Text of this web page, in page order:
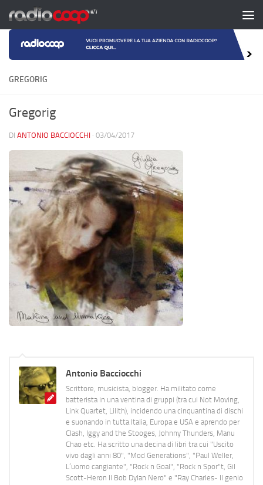
Salta al contenuto
GREGORIG
Gregorig
DI ANTONIO BACCIOCCHI · 03/04/2017
Antonio Bacciocchi
Scrittore, musicista, blogger. Ha militato come
batterista in una ventina di gruppi (tra cui Not Moving,
Link Quartet, Lilith), incidendo una cinquantina di dischi
e suonando in tutta Italia, Europa e USA e aprendo per
Clash, Iggy and the Stooges, Johnny Thunders, Manu
Chao etc. Ha scritto una decina di libri tra cui "Uscito
vivo dagli anni 80", "Mod Generations", "Paul Weller,
L’uomo cangiante", "Rock n Goal", "Rock n Spor"t, Gil
Scott-Heron Il Bob Dylan Nero" e "Ray Charles- Il genio